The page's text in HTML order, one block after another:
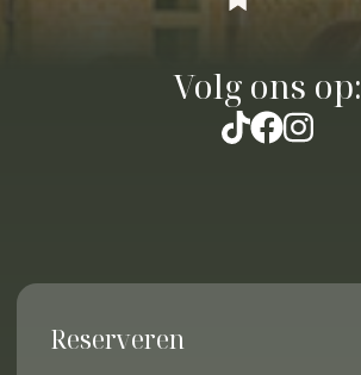
Volg ons op:
Reserveren